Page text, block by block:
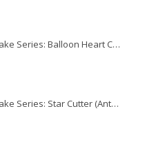
SD Select Entremet Cake Series: Balloon Heart Cutter Cutter (Antreme Pasta Serisi: Balon Kalp Kesici)
SD Select Entremet Cake Series: Star Cutter (Antreme Pasta Serisi: Yıldız Kesici)